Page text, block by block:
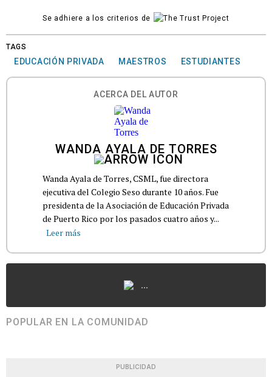
Se adhiere a los criterios de
TAGS
EDUCACIÓN PRIVADA MAESTROS ESTUDIANTES
ACERCA DEL AUTOR
WANDA AYALA DE TORRES
Wanda Ayala de Torres, CSML, fue directora
ejecutiva del Colegio Seso durante 10 años. Fue
presidenta de la Asociación de Educación Privada
de Puerto Rico por los pasados cuatro años y...
Leer más
...
POPULAR EN LA COMUNIDAD
PUBLICIDAD